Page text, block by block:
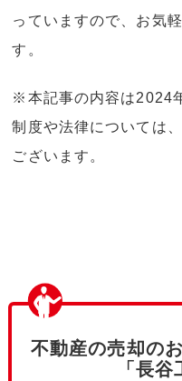
っていますので、お気
す。
※本記事の内容は2024
制度や法律については
ございます。
不動産の売却の
「長